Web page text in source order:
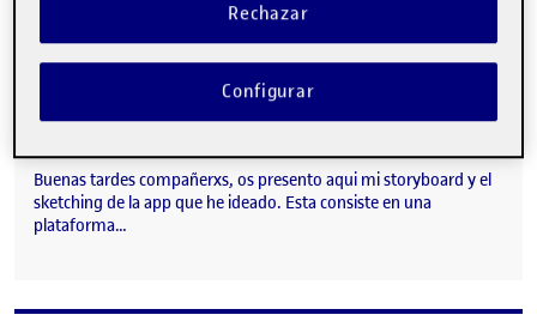
Buenas tardes compañerxs, os presento aqui mi storyboard y el
sketching de la app que he ideado. Esta consiste en una
plataforma…
Rechazar
Configurar